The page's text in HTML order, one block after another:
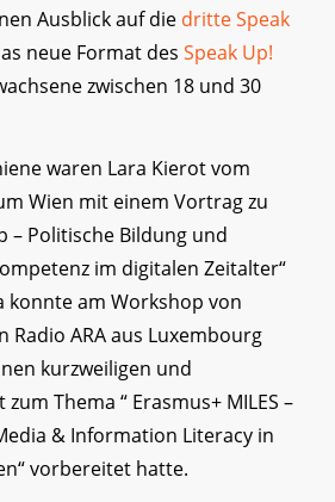
Ausblick auf die dritte Speak
neue Format des Speak Up!
zwischen 18 und 30
waren Lara Kierot vom
Wien mit einem Vortrag zu
– Politische Bildung und
im digitalen Zeitalter“
konnte am Workshop von
Radio ARA aus Luxembourg
kurzweiligen und
Thema “ Erasmus+ MILES –
& Information Literacy in
vorbereitet hatte.